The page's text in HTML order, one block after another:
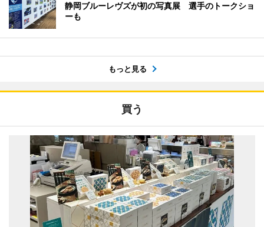
静岡ブルーレヴズが初の写真展 選手のトークショ
ーも
もっと見る
買う